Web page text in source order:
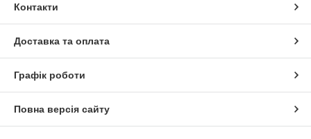
Контакти
Доставка та оплата
Графік роботи
Повна версія сайту